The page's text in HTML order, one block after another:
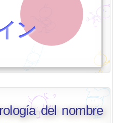
ン
del nombre